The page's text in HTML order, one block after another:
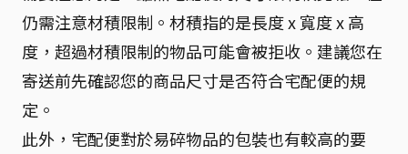
仍需注意材積限制。材積指的是長度 x 寬度 x 高
度，超過材積限制的物品可能會被拒收。建議您在
寄送前先確認您的商品尺寸是否符合宅配便的規
定。
此外，宅配便對於易碎物品的包裝也有較高的要